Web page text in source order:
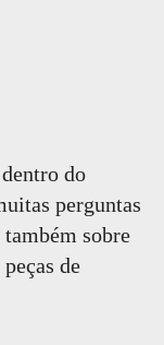
do
perguntas
sobre
de